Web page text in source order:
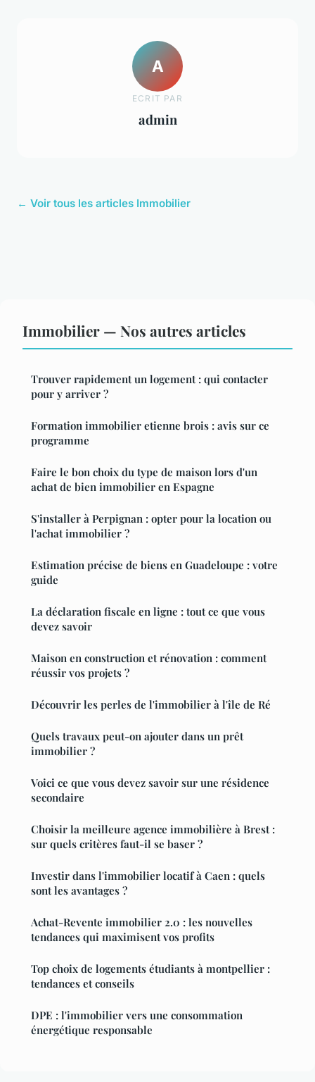
A
ECRIT PAR
admin
← Voir tous les articles Immobilier
Immobilier — Nos autres articles
Trouver rapidement un logement : qui contacter
pour y arriver ?
Formation immobilier etienne brois : avis sur ce
programme
Faire le bon choix du type de maison lors d'un
achat de bien immobilier en Espagne
S'installer à Perpignan : opter pour la location ou
l'achat immobilier ?
Estimation précise de biens en Guadeloupe : votre
guide
La déclaration fiscale en ligne : tout ce que vous
devez savoir
Maison en construction et rénovation : comment
réussir vos projets ?
Découvrir les perles de l'immobilier à l'île de Ré
Quels travaux peut-on ajouter dans un prêt
immobilier ?
Voici ce que vous devez savoir sur une résidence
secondaire
Choisir la meilleure agence immobilière à Brest :
sur quels critères faut-il se baser ?
Investir dans l'immobilier locatif à Caen : quels
sont les avantages ?
Achat-Revente immobilier 2.0 : les nouvelles
tendances qui maximisent vos profits
Top choix de logements étudiants à montpellier :
tendances et conseils
DPE : l'immobilier vers une consommation
énergétique responsable